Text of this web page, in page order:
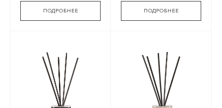
ПОДРОБНЕЕ ПОДРОБНЕЕ